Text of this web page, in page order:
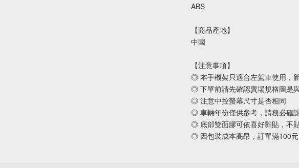
ABS
【商品產地】
中國
【注意事項】
◎ 本手機架只適合左駕車使用，
◎ 下單前請先確認賣場規格圖是
◎ 注意中控螢幕尺寸是否相同
◎ 車輛年份僅供參考，請務必確
◎ 底部雙面膠可依喜好黏貼，不
◎ 因包裝成本高昂，訂單滿100元